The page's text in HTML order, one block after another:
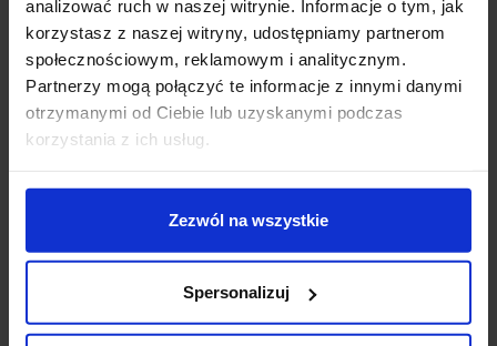
analizować ruch w naszej witrynie. Informacje o tym, jak
korzystasz z naszej witryny, udostępniamy partnerom
społecznościowym, reklamowym i analitycznym.
Partnerzy mogą połączyć te informacje z innymi danymi
otrzymanymi od Ciebie lub uzyskanymi podczas
korzystania z ich usług.
Zezwól na wszystkie
Spersonalizuj
phone +48 694 000 777 ,+48 799 220 777
email sklep@salonled.pl
Metody płatności
Zapytaj o produkt